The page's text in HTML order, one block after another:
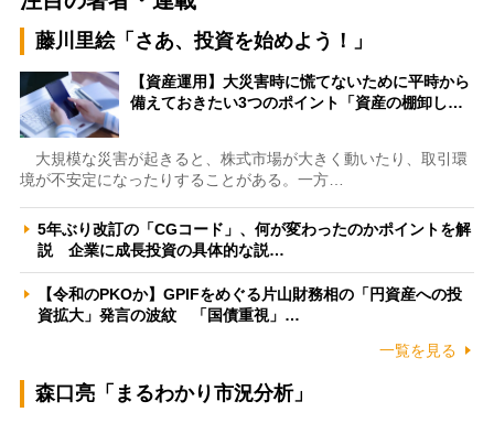
藤川里絵「さあ、投資を始めよう！」
【資産運用】大災害時に慌てないために平時から
備えておきたい3つのポイント「資産の棚卸し…
大規模な災害が起きると、株式市場が大きく動いたり、取引環
境が不安定になったりすることがある。一方…
5年ぶり改訂の「CGコード」、何が変わったのかポイントを解
説 企業に成長投資の具体的な説…
【令和のPKOか】GPIFをめぐる片山財務相の「円資産への投
資拡大」発言の波紋 「国債重視」…
一覧を見る
森口亮「まるわかり市況分析」